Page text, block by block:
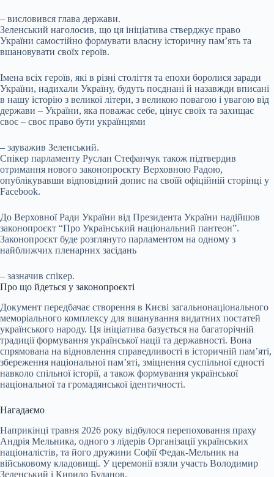
– висловився глава держави.
Зеленський наголосив, що ця ініціатива стверджує право
України самостійно формувати власну історичну пам’ять та
вшановувати своїх героїв.
Імена всіх героїв, які в різні століття та епохи боролися заради
України, надихали Україну, будуть поєднані й назавжди вписані
в нашу історію з великої літери, з великою повагою і увагою від
держави – України, яка поважає себе, цінує своїх та захищає
своє – своє право бути українцями
– зауважив Зеленський.
Спікер парламенту Руслан Стефанчук також підтвердив
отримання нового законопроєкту Верховною Радою,
опублікувавши відповідний допис на своїй офіційній сторінці у
Facebook.
До Верховної Ради України від Президента України надійшов
законопроєкт “Про Український національний пантеон”.
Законопроєкт буде розглянуто парламентом на одному з
найближчих пленарних засідань
– зазначив спікер.
Про що йдеться у законопроєкті
Документ передбачає створення в Києві загальнонаціонального
меморіального комплексу для вшанування видатних постатей
українського народу. Ця ініціатива базується на багаторічній
традиції формування української нації та державності. Вона
спрямована на відновлення справедливості в історичній пам’яті,
збереження національної пам’яті, зміцнення суспільної єдності
навколо спільної історії, а також формування української
національної та громадянської ідентичності.
Нагадаємо
Наприкінці травня 2026 року відбулося перепоховання праху
Андрія Мельника, одного з лідерів Організації українських
націоналістів, та його дружини Софії Федак-Мельник на
військовому кладовищі. У церемонії взяли участь Володимир
Зеленський і Кирило Буданов.